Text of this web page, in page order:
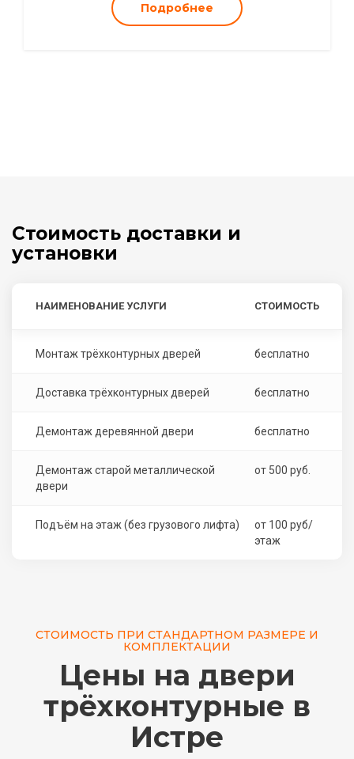
Подробнее
Стоимость доставки и
установки
НАИМЕНОВАНИЕ УСЛУГИ СТОИМОСТЬ
Монтаж трёхконтурных дверей бесплатно
Доставка трёхконтурных дверей бесплатно
Демонтаж деревянной двери бесплатно
Демонтаж старой металлической
двери
от 500 руб.
Подъём на этаж (без грузового лифта)
от 100 руб/
этаж
СТОИМОСТЬ ПРИ СТАНДАРТНОМ РАЗМЕРЕ И
КОМПЛЕКТАЦИИ
Цены на двери
трёхконтурные в
Истре